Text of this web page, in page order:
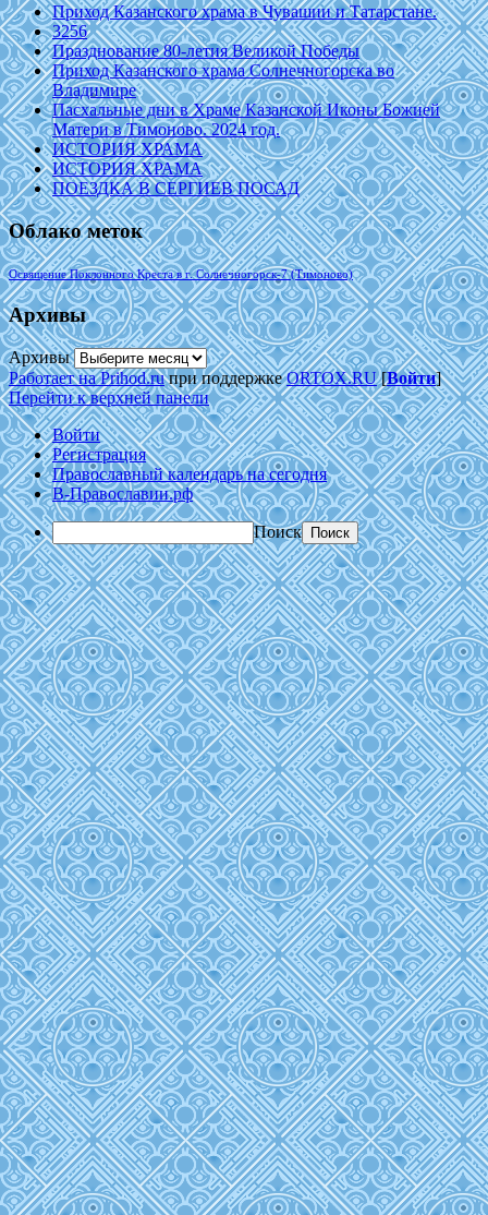
Приход Казанского храма в Чувашии и Татарстане.
3256
Празднование 80-летия Великой Победы
Приход Казанского храма Солнечногорска во
Владимире
Пасхальные дни в Храме Казанской Иконы Божией
Матери в Тимоново. 2024 год.
ИСТОРИЯ ХРАМА
ИСТОРИЯ ХРАМА
ПОЕЗДКА В СЕРГИЕВ ПОСАД
Облако меток
Освящение Поклонного Креста в г. Солнечногорск-7 (Тимоново)
Архивы
Архивы
Работает на Prihod.ruпри поддержкеORTOX.RU[Войти]
Перейти к верхней панели
Войти
Регистрация
Православный календарь на сегодня
В-Православии.рф
Поиск